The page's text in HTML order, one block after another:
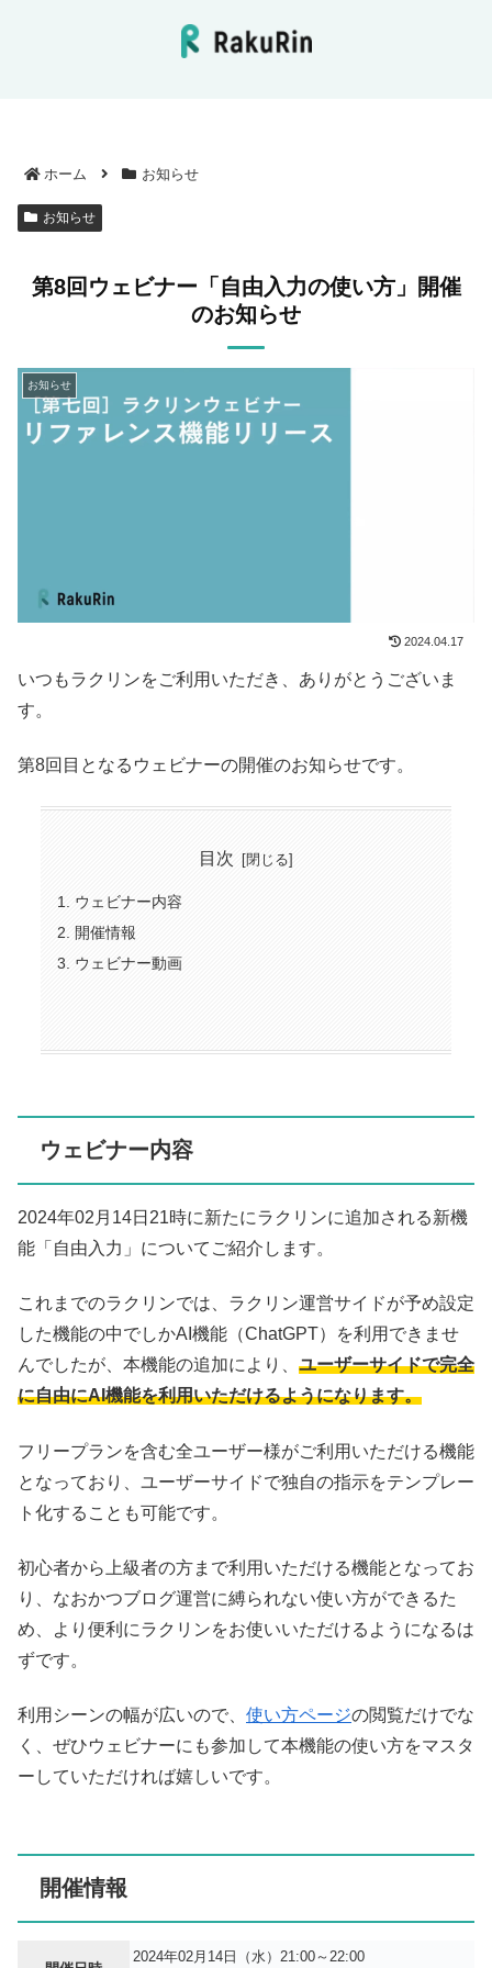
ホーム お知らせ
お知らせ
第8回ウェビナー「自由入力の使い方」開催
のお知らせ
お知らせ
2024.04.17
いつもラクリンをご利用いただき、ありがとうございま
す。
第8回目となるウェビナーの開催のお知らせです。
目次
ウェビナー内容
開催情報
ウェビナー動画
ウェビナー内容
2024年02月14日21時に新たにラクリンに追加される新機
能「自由入力」についてご紹介します。
これまでのラクリンでは、ラクリン運営サイドが予め設定
した機能の中でしかAI機能（ChatGPT）を利用できませ
んでしたが、本機能の追加により、 ユーザーサイドで完全
に自由にAI機能を利用いただけるようになります。
フリープランを含む全ユーザー様がご利用いただける機能
となっており、ユーザーサイドで独自の指示をテンプレー
ト化することも可能です。
初心者から上級者の方まで利用いただける機能となってお
り、なおかつブログ運営に縛られない使い方ができるた
め、より便利にラクリンをお使いいただけるようになるは
ずです。
利用シーンの幅が広いので、 使い方ページの閲覧だけでな
く、ぜひウェビナーにも参加して本機能の使い方をマスタ
ーしていただければ嬉しいです。
開催情報
2024年02月14日（水）21:00～22:00